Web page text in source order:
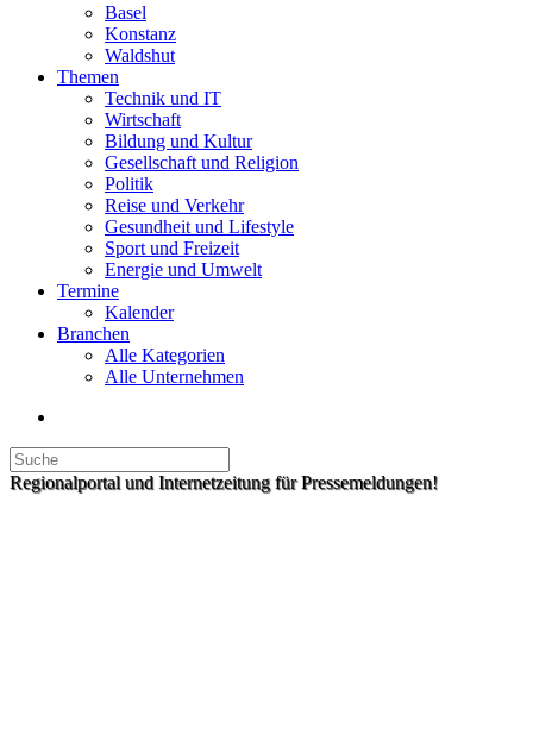
Basel
Konstanz
Waldshut
Themen
Technik und IT
Wirtschaft
Bildung und Kultur
Gesellschaft und Religion
Politik
Reise und Verkehr
Gesundheit und Lifestyle
Sport und Freizeit
Energie und Umwelt
Termine
Kalender
Branchen
Alle Kategorien
Alle Unternehmen
Regionalportal und Internetzeitung für Pressemeldungen!